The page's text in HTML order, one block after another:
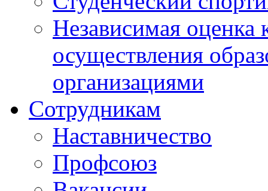
Независимая оценка
осуществления
организациями
Сотрудникам
Наставничество
Профсоюз